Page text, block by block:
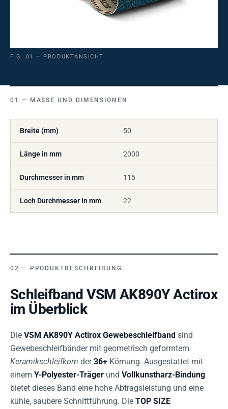
FIG. 01 — PRODUKTANSICHT
MASSE UND DIMENSIONEN
Breite (mm) 50
Länge in mm 2000
Durchmesser in mm 115
Loch Durchmesser in mm 22
PRODUKTBESCHREIBUNG
Schleifband VSM AK890Y Actirox
im Überblick
Die VSM AK890Y Actirox Gewebeschleifband sind
Gewebeschleifbänder mit geometrisch geformtem
Keramikschleifkorn der36+ Körnung. Ausgestattet mit
einem Y-Polyester-Träger und Vollkunstharz-Bindung
bietet dieses Band eine hohe Abtragsleistung und eine
kühle, saubere Schnittführung. Die TOP SIZE